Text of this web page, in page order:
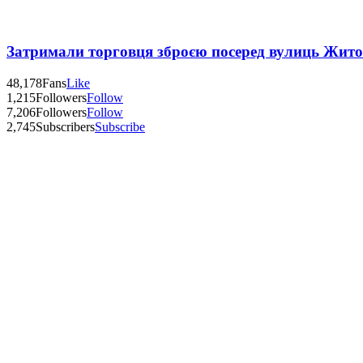
Затримали торговця зброєю посеред вулиць
48,178FansLike
1,215FollowersFollow
7,206FollowersFollow
2,745SubscribersSubscribe